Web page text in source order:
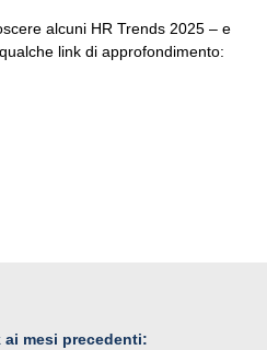
alcuni HR Trends 2025 – e
link di approfondimento:
mesi precedenti: